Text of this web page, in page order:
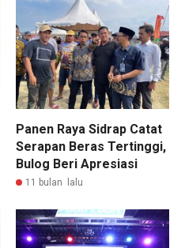
Panen Raya Sidrap Catat
Serapan Beras Tertinggi,
Bulog Beri Apresiasi
11 bulan lalu